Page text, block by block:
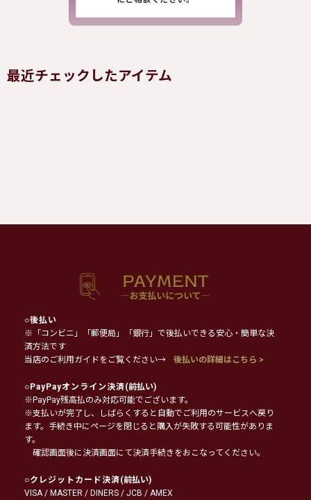
最近チェックしたアイテム
○後払い
※「コンビニ」「郵便局」「銀行」で後払いできる安心・簡単な決
済方法です
当店のご利用ガイドをご覧ください→
後払いの詳細はこちら >
○PayPayオンライン決済(前払い)
※PayPay残高払のみ対応可能でございます。
※支払いが完了し、しばらくすると自動でご利用のサービスへ戻り
ます。手続き中にページを閉じると購入が失敗する可能性がありま
す。
確認画面後に決済画面にて決済手続きをおこなってください。
○クレジットカード決済(前払い)
VISA / MASTER / DINERS / JCB / AMEX